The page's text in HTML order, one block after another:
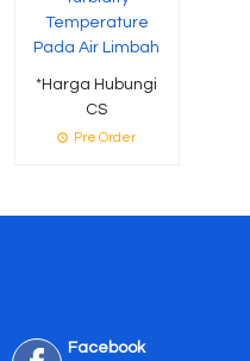
Temperature
Pada Air Limbah
*Harga Hubungi
CS
Pre Order
Facebook